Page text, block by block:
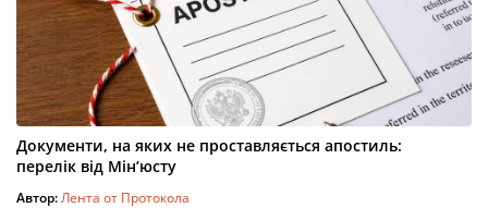
Документи, на яких не проставляється апостиль:
перелік від Мін’юсту
Автор:Лента от Протокола